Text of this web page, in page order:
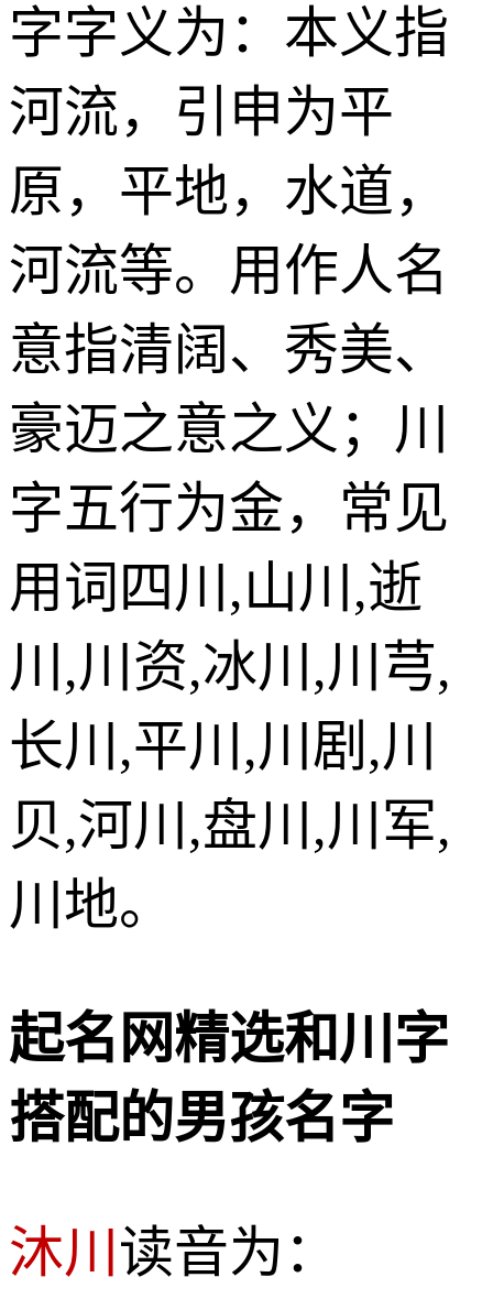
字字义为：本义指
河流，引申为平
原，平地，水道，
河流等。用作人名
意指清阔、秀美、
豪迈之意之义；川
字五行为金，常见
用词四川,山川,逝
川,川资,冰川,川芎,
长川,平川,川剧,川
贝,河川,盘川,川军,
川地。
起名网精选和川字
搭配的男孩名字
沐川 读音为：